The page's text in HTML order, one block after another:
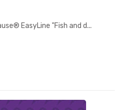
EasyLine "Fish and d...